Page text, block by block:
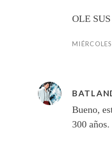
OLE
Bueno,
300